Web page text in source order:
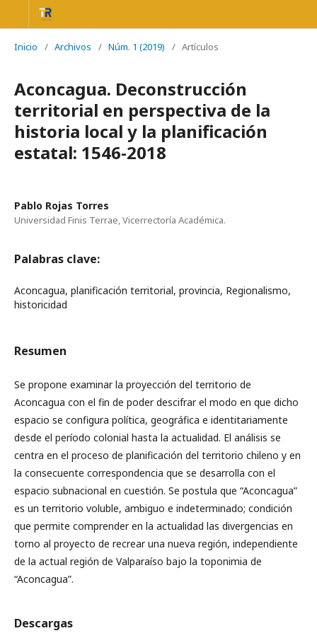
Inicio / Archivos / Núm. 1 (2019) / Artículos
Aconcagua. Deconstrucción
territorial en perspectiva de la
historia local y la planificación
estatal: 1546-2018
Pablo Rojas Torres
Universidad Finis Terrae, Vicerrectoría Académica.
Palabras clave:
Aconcagua, planificación territorial, provincia, Regionalismo,
historicidad
Resumen
Se propone examinar la proyección del territorio de
Aconcagua con el fin de poder descifrar el modo en que dicho
espacio se configura política, geográfica e identitariamente
desde el período colonial hasta la actualidad. El análisis se
centra en el proceso de planificación del territorio chileno y en
la consecuente correspondencia que se desarrolla con el
espacio subnacional en cuestión. Se postula que “Aconcagua”
es un territorio voluble, ambiguo e indeterminado; condición
que permite comprender en la actualidad las divergencias en
torno al proyecto de recrear una nueva región, independiente
de la actual región de Valparaíso bajo la toponimia de
“Aconcagua”.
Descargas